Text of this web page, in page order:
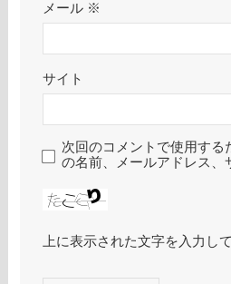
メール ※
サイト
次回のコメントで使用する
の名前、メールアドレス、
上に表示された文字を入力し